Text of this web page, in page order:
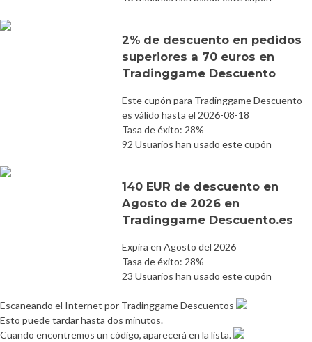
2% de descuento en pedidos
superiores a 70 euros en
Tradinggame Descuento
Este cupón para Tradinggame Descuento
es válido hasta el 2026-08-18
Tasa de éxito: 28%
92 Usuarios han usado este cupón
140 EUR de descuento en
Agosto de 2026 en
Tradinggame Descuento.es
Expira en Agosto del 2026
Tasa de éxito: 28%
23 Usuarios han usado este cupón
Escaneando el Internet por Tradinggame Descuentos
Esto puede tardar hasta dos minutos.
Cuando encontremos un código, aparecerá en la lista.